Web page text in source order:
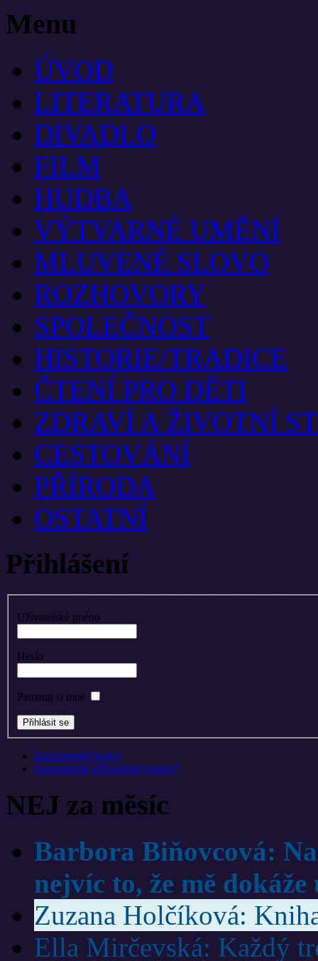
Menu
ÚVOD
LITERATURA
DIVADLO
FILM
HUDBA
VÝTVARNÉ UMĚNÍ
MLUVENÉ SLOVO
ROZHOVORY
SPOLEČNOST
HISTORIE/TRADICE
ČTENÍ PRO DĚTI
ZDRAVÍ A ŽIVOTNÍ
CESTOVÁNÍ
PŘÍRODA
OSTATNÍ
Přihlášení
Uživatelské jméno
Heslo
Pamatuj si mne
Zapomenuté heslo?
Zapomenuté uživatelské jméno?
NEJ za měsíc
Barbora Biňovcová:
nejvíc to, že mě
Zuzana Holčíková:
Ella Mirčevská: Každý